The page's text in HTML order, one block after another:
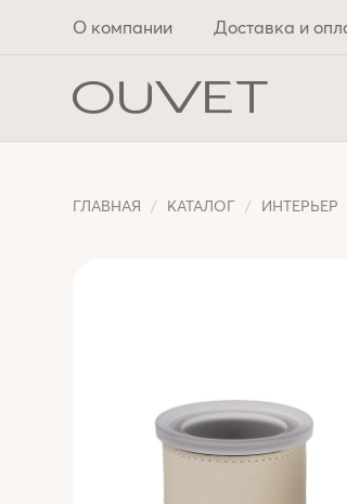
О компании Доставка и
ГЛАВНАЯ КАТАЛОГ ИНТЕРЬЕР